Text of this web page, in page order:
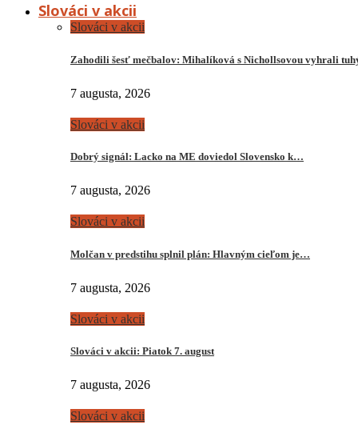
Slováci v akcii
Slováci v akcii
Zahodili šesť mečbalov: Mihalíková s Nichollsovou vyhrali
7 augusta, 2026
Slováci v akcii
Dobrý signál: Lacko na ME doviedol Slovensko k…
7 augusta, 2026
Slováci v akcii
Molčan v predstihu splnil plán: Hlavným cieľom je…
7 augusta, 2026
Slováci v akcii
Slováci v akcii: Piatok 7. august
7 augusta, 2026
Slováci v akcii